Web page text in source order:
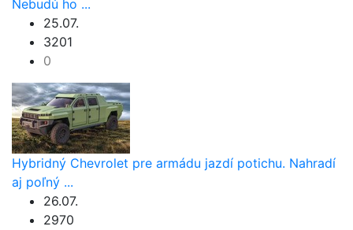
Nebudú ho ...
25.07.
3201
0
Hybridný Chevrolet pre armádu jazdí potichu. Nahradí
aj poľný ...
26.07.
2970